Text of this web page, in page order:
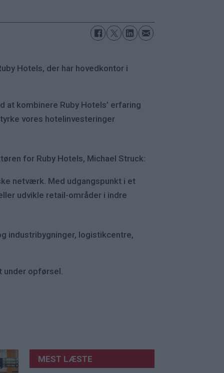
Hotels, der har hovedkontor i
at kombinere Ruby Hotels’ erfaring
vores hotelinvesteringer
for Ruby Hotels, Michael Struck:
netværk. Med udgangspunkt i et
udvikle retail-områder i indre
industribygninger, logistikcentre,
under opførsel.
MEST LÆSTE